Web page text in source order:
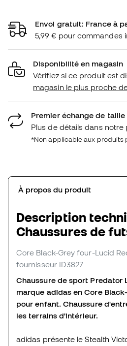
Envoi gratuit: France à
5,99 € pour commandes
Disponibilité en magasin
Vérifiez si ce produit est
magasin le plus proche
Premier échange de
Plus de détails dans notre
*Non applicable aux produits
À propos du produit
Description
Chaussures de
Core Black-Grey four-Lucid
fournisseur ID3827
Chaussure de sport Predator
marque adidas en Core
pour enfant. Chaussure
les terrains d'intérieur.
adidas présente le Stealth